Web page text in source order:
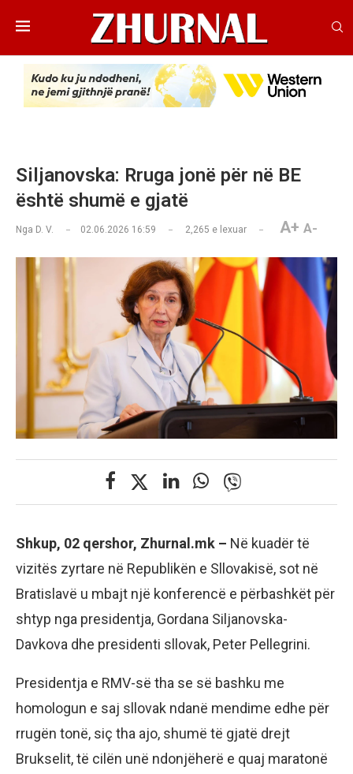
Siljanovska: Rruga jonë për në BE
është shumë e gjatë
Nga D. V. 02.06.2026 16:59 2,265 e lexuar A+ A-
Shkup, 02 qershor, Zhurnal.mk – Në kuadër të
vizitës zyrtare në Republikën e Sllovakisë, sot në
Bratislavë u mbajt një konferencë e përbashkët për
shtyp nga presidentja, Gordana Siljanovska-
Davkova dhe presidenti sllovak, Peter Pellegrini.
Presidentja e RMV-së tha se së bashku me
homologun e saj sllovak ndanë mendime edhe për
rrugën tonë, siç tha ajo, shumë të gjatë drejt
Brukselit, të cilën unë ndonjëherë e quaj maratonë